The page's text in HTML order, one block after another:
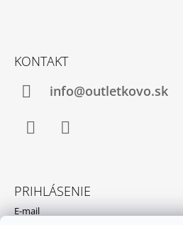
KONTAKT
info@outletkovo.sk
PRIHLÁSENIE
E-mail